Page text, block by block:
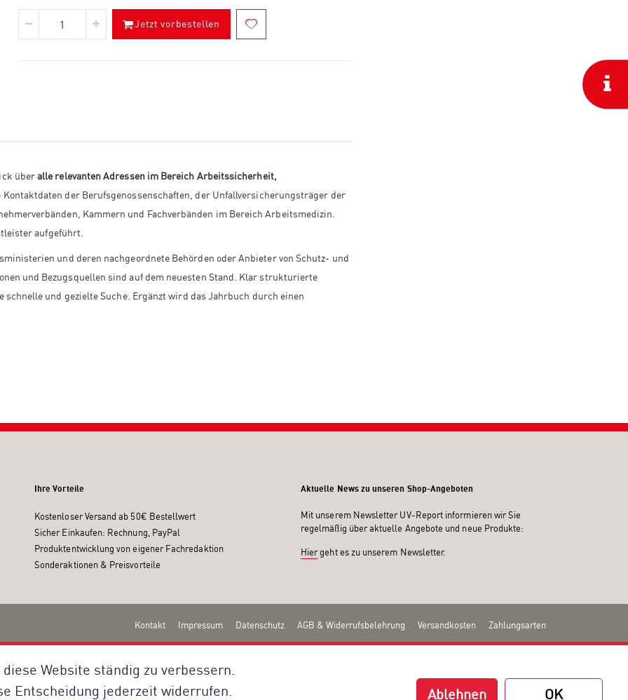
Website ständig zu verbessern.
Entscheidung jederzeit widerrufen.
Ablehnen OK
Jetzt vorbestellen
überalle relevanten Adressen im Bereich Arbeitssicherheit,
Kontaktdaten der Berufsgenossenschaften, der Unfallversicherungsträger der
Kammern und Fachverbänden im Bereich Arbeitsmedizin.
aufgeführt.
und deren nachgeordnete Behörden oder Anbieter von Schutz- und
und Bezugsquellen sind auf dem neuesten Stand. Klar strukturierte
schnelle und gezielte Suche. Ergänzt wird das Jahrbuch durch einen
Ihre Vorteile
Kostenloser Versand ab 50€ Bestellwert
Sicher Einkaufen: Rechnung, PayPal
Produktentwicklung von eigener Fachredaktion
Sonderaktionen & Preisvorteile
Aktuelle News zu unseren Shop-Angeboten
Mit unserem Newsletter UV-Report informieren wir Sie
regelmäßig über aktuelle Angebote und neue Produkte:
Hiergeht es zu unserem Newsletter.
Kontakt Impressum Datenschutz AGB & Widerrufsbelehrung Versandkosten Zahlungsarten